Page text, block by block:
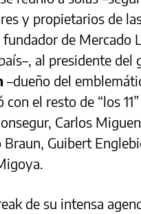
y propietarios de
fundador de Mercado
al presidente
–dueño del
con el resto de “los
Carlos
Braun, Guibert
de su intensa